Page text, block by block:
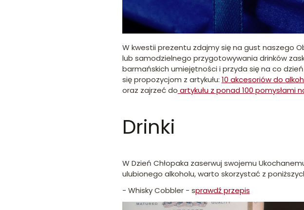
W kwestii prezentu zdajmy się na gust naszego
lub samodzielnego przygotowywania drinków
barmańskich umiejętności i przyda się na co
się propozycjom z artykułu: 10 akcesoriów do
oraz zajrzeć do artykułu z ponad 100 pomysłami
Drinki
W Dzień Chłopaka zaserwuj swojemu
ulubionego alkoholu, warto skorzystać z
- Whisky Cobbler - sprawdź przepis